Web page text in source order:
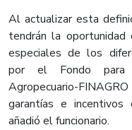
Al actualizar esta
tendrán la oportunidad
especiales de los
por el Fondo para
Agropecuario-
garantías e incentivos
añadió el funcionario.